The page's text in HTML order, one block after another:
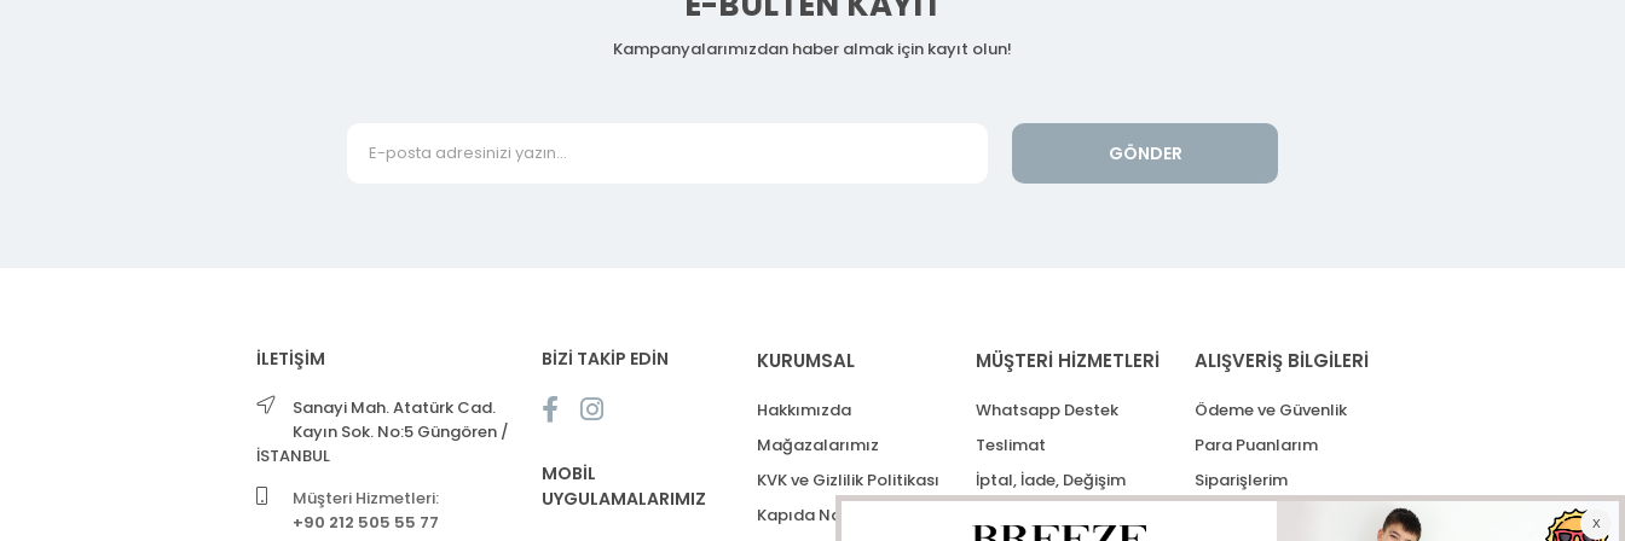
Kampanyalarımızdan haber almak için kayıt olun!
GÖNDER
İLETİŞİM
Sanayi Mah. Atatürk Cad.
Kayın Sok. No:5 Güngören /
İSTANBUL
Müşteri Hizmetleri:
+90 212 505 55 77
BİZİ TAKİP EDİN
MOBİL
UYGULAMALARIMIZ
KURUMSAL
Hakkımızda
Mağazalarımız
KVK ve Gizlilik Politikası
Kapıda Nakit Ödeme
MÜŞTERİ HİZMETLERİ
Whatsapp Destek
Teslimat
İptal, İade, Değişim
ALIŞVERİŞ BİLGİLERİ
Ödeme ve Güvenlik
Para Puanlarım
Siparişlerim